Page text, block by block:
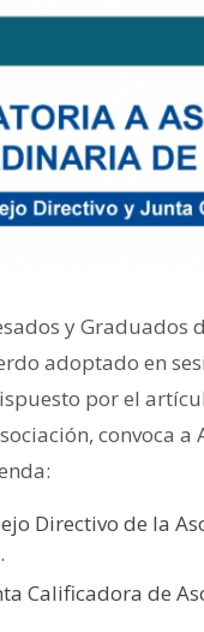
y Graduados
adoptado en
por el
convoca
Directivo de la
Calificadora de